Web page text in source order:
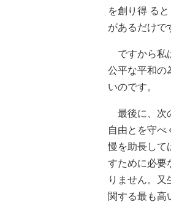
を創り得 る
があるだけで
ですから私
公平な平和の
いのです。
最後に、次
自由とを守べ
慢を助長して
すために必要
りません。
関する最も高